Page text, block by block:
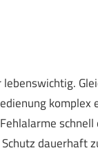
komplex
schnell
dauerhaft